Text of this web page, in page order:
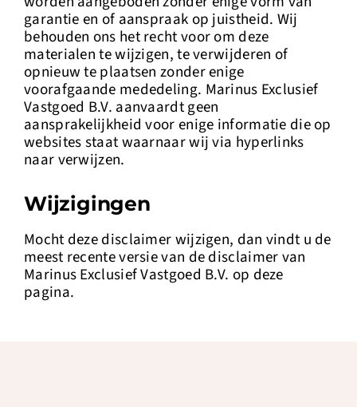
garantie en of aanspraak op juistheid. Wij
behouden ons het recht voor om deze
materialen te wijzigen, te verwijderen of
opnieuw te plaatsen zonder enige
voorafgaande mededeling. Marinus Exclusief
Vastgoed B.V. aanvaardt geen
aansprakelijkheid voor enige informatie die op
websites staat waarnaar wij via hyperlinks
naar verwijzen.
Wijzigingen
Mocht deze disclaimer wijzigen, dan vindt u de
meest recente versie van de disclaimer van
Marinus Exclusief Vastgoed B.V. op deze
pagina.